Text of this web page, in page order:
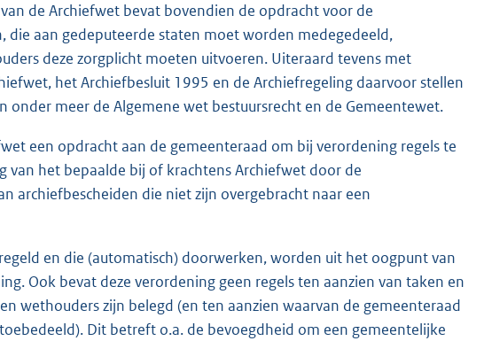
de Archiefwet bevat bovendien de opdracht voor de
die aan gedeputeerde staten moet worden medegedeeld,
deze zorgplicht moeten uitvoeren. Uiteraard tevens met
het Archiefbesluit 1995 en de Archiefregeling daarvoor stellen
onder meer de Algemene wet bestuursrecht en de Gemeentewet.
een opdracht aan de gemeenteraad om bij verordening regels te
van het bepaalde bij of krachtens Archiefwet door de
archiefbescheiden die niet zijn overgebracht naar een
en die (automatisch) doorwerken, worden uit het oogpunt van
Ook bevat deze verordening geen regels ten aanzien van taken en
wethouders zijn belegd (en ten aanzien waarvan de gemeenteraad
Dit betreft o.a. de bevoegdheid om een gemeentelijke